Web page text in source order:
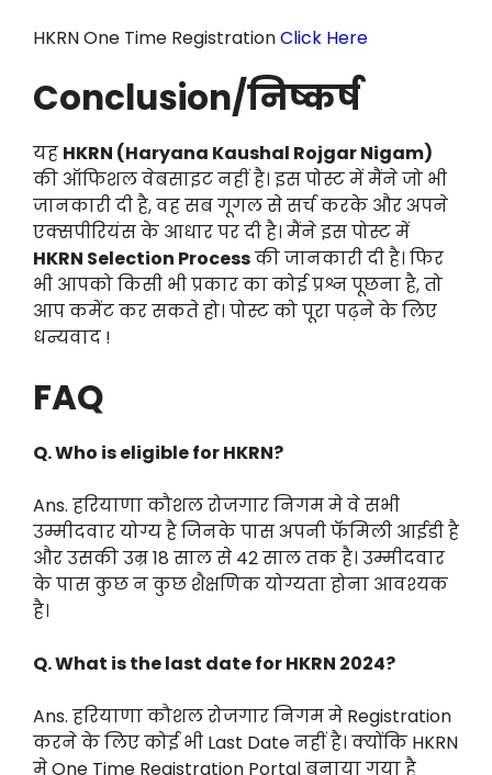
HKRN One Time RegistrationClick Here
Conclusion/निष्कर्ष
यह HKRN (Haryana Kaushal Rojgar Nigam)
की ऑफिशल वेबसाइट नहीं है। इस पोस्ट में मैंने जो भी
जानकारी दी है, वह सब गूगल से सर्च करके और अपने
एक्सपीरियंस के आधार पर दी है। मैंने इस पोस्ट में
HKRN Selection Processकी जानकारी दी है। फिर
भी आपको किसी भी प्रकार का कोई प्रश्न पूछना है, तो
आप कमेंट कर सकते हो। पोस्ट को पूरा पढ़ने के लिए
धन्यवाद !
FAQ
Q. Who is eligible for HKRN?
Ans. हरियाणा कौशल रोजगार निगम मे वे सभी
उम्मीदवार योग्य है जिनके पास अपनी फॅमिली आईडी है
और उसकी उम्र 18 साल से 42 साल तक है। उम्मीदवार
के पास कुछ न कुछ शैक्षणिक योग्यता होना आवश्यक
है।
Q. What is the last date for HKRN 2024?
Ans. हरियाणा कौशल रोजगार निगम मे Registration
करने के लिए कोई भी Last Date नहीं है। क्योंकि HKRN
मे One Time Registration Portal बनाया गया है